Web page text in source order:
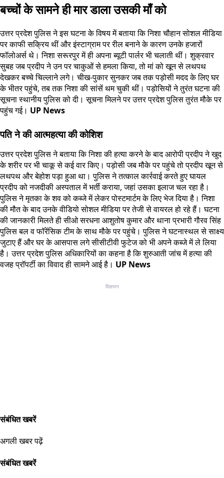
बच्चों के सामने ही मार डाला उसकी माँ को
उत्तर प्रदेश पुलिस ने इस घटना के विषय में बताया कि निशा चौहान सोशल मीडिया
पर काफी सक्रिय थीं और इंस्टाग्राम पर रील बनाने के कारण उनके हजारों
फॉलोअर्स थे। निशा सरूरपुर में ही अपना ब्यूटी पार्लर भी चलाती थीं। शुक्रवार
सुबह जब प्रदीप ने उन पर चाकुओं से हमला किया, तो मां को खून से लथपथ
देखकर बच्चे चिल्लाने लगे। चीख-पुकार सुनकर जब तक पड़ोसी मदद के लिए घर
के भीतर पहुंचे, तब तक निशा की सांसें थम चुकी थीं। पड़ोसियों ने तुरंत घटना की
सूचना स्थानीय पुलिस को दी। सूचना मिलने पर उत्तर प्रदेश पुलिस तुरंत मौके पर
पहुंच गई। UP News
पति ने की आत्महत्या की कोशिश
उत्तर प्रदेश पुलिस ने बताया कि निशा की हत्या करने के बाद आरोपी प्रदीप ने खुद
के शरीर पर भी चाकू से कई वार किए। पड़ोसी जब मौके पर पहुंचे तो प्रदीप खून से
लथपथ और बेहोश पड़ा हुआ था। पुलिस ने तत्काल कार्रवाई करते हुए घायल
प्रदीप को नजदीकी अस्पताल में भर्ती कराया, जहां उसका इलाज चल रहा है।
पुलिस ने मृतका के शव को कब्जे में लेकर पोस्टमार्टम के लिए भेज दिया है। निशा
की मौत के बाद उनके वीडियो सोशल मीडिया पर तेजी से वायरल हो रहे हैं। घटना
की जानकारी मिलते ही सीओ सरधना आशुतोष कुमार और थाना प्रभारी गौरव सिंह
पुलिस बल व फॉरेंसिक टीम के साथ मौके पर पहुंचे। पुलिस ने घटनास्थल से साक्ष्य
जुटाए हैं और घर के आसपास लगे सीसीटीवी फुटेज को भी अपने कब्जे में ले लिया
है। उत्तर प्रदेश पुलिस अधिकारियों का कहना है कि शुरुआती जांच में हत्या की
वजह प्रॉपर्टी का विवाद ही सामने आई है। UP News
विज्ञापन
संबंधित खबरें
अगली खबर पढ़ें
संबंधित खबरें